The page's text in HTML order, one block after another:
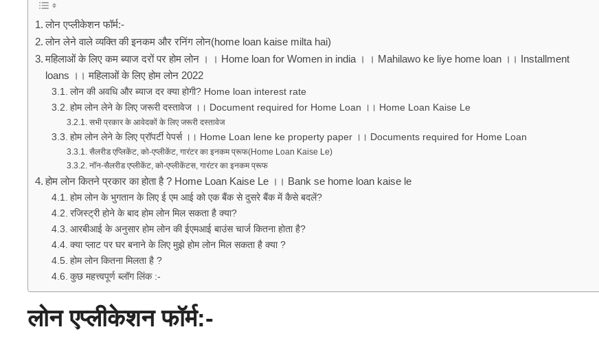
लोन एप्लीकेशन फॉर्म:-
लोन लेने वाले व्यक्ति की इनकम और रनिंग लोन(home loan kaise milta hai)
महिलाओं के लिए कम ब्याज दरों पर होम लोन । । Home loan for Women in india । । Mahilawo ke liye home loan ।। Installment
loans ।। महिलाओं के लिए होम लोन 2022
लोन की अवधि और ब्याज दर क्या होगी? Home loan interest rate
होम लोन लेने के लिए जरूरी दस्तावेज ।। Document required for Home Loan ।। Home Loan Kaise Le
सभी प्रकार के आवेदकों के लिए जरूरी दस्तावेज
होम लोन लेने के लिए प्रॉपर्टी पेपर्स ।। Home Loan lene ke property paper ।। Documents required for Home Loan
सैलरीड एप्लिकेंट, को-एप्लीकेंट, गारंटर का इनकम प्रूफ(Home Loan Kaise Le)
नॉन-सैलरीड एप्लीकेंट, को-एप्लीकेंटस, गारंटर का इनकम प्रूफ
होम लोन कितने प्रकार का होता है ? Home Loan Kaise Le ।। Bank se home loan kaise le
होम लोन के भुगतान के लिए ई एम आई को एक बैंक से दुसरे बैंक में कैसे बदलें?
रजिस्ट्री होने के बाद होम लोन मिल सकता है क्या?
आरबीआई के अनुसार होम लोन की ईएमआई बाउंस चार्ज कितना होता है?
क्या प्लाट पर घर बनाने के लिए मुझे होम लोन मिल सकता है क्या ?
होम लोन कितना मिलता है ?
कुछ महत्त्वपूर्ण ब्लॉग लिंक :-
लोन एप्लीकेशन फॉर्म:-